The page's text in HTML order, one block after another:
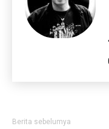
Berita sebelumya